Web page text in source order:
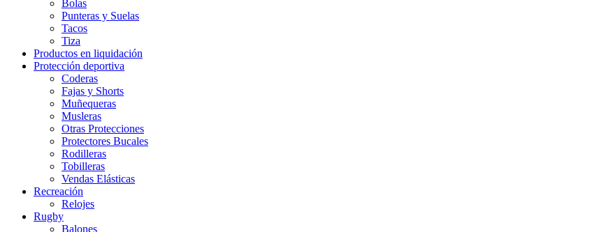
Bolas
Punteras y Suelas
Tacos
Tiza
Productos en liquidación
Protección deportiva
Coderas
Fajas y Shorts
Muñequeras
Musleras
Otras Protecciones
Protectores Bucales
Rodilleras
Tobilleras
Vendas Elásticas
Recreación
Relojes
Rugby
Balones